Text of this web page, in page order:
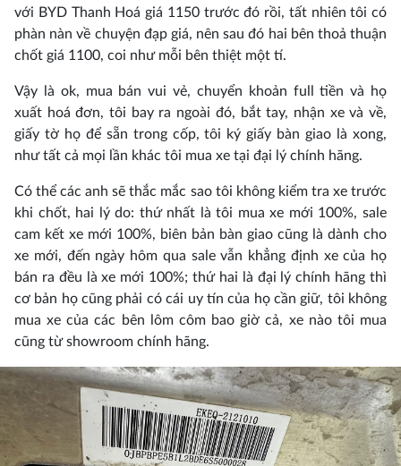
với BYD Thanh Hoá giá 1150 trước đó rồi, tất nhiên tôi có
phàn nàn về chuyện đạp giá, nên sau đó hai bên thoả thuận
chốt giá 1100, coi như mỗi bên thiệt một tí.
Vậy là ok, mua bán vui vẻ, chuyển khoản full tiền và họ
xuất hoá đơn, tôi bay ra ngoài đó, bắt tay, nhận xe và về,
giấy tờ họ để sẵn trong cốp, tôi ký giấy bàn giao là xong,
như tất cả mọi lần khác tôi mua xe tại đại lý chính hãng.
Có thể các anh sẽ thắc mắc sao tôi không kiểm tra xe trước
khi chốt, hai lý do: thứ nhất là tôi mua xe mới 100%, sale
cam kết xe mới 100%, biên bản bàn giao cũng là dành cho
xe mới, đến ngày hôm qua sale vẫn khẳng định xe của họ
bán ra đều là xe mới 100%; thứ hai là đại lý chính hãng thì
cơ bản họ cũng phải có cái uy tín của họ cần giữ, tôi không
mua xe của các bên lôm côm bao giờ cả, xe nào tôi mua
cũng từ showroom chính hãng.